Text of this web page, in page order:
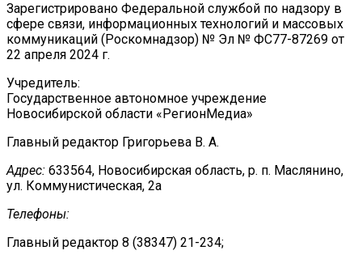
Зарегистрировано Федеральной службой по надзору в
сфере связи, информационных технологий и массовых
коммуникаций (Роскомнадзор) № Эл № ФС77-87269 от
22 апреля 2024 г.
Учредитель:
Государственное автономное учреждение
Новосибирской области «РегионМедиа»
Главный редактор Григорьева В. А.
Адрес: 633564, Новосибирская область, р. п. Маслянино,
ул. Коммунистическая, 2а
Телефоны:
Главный редактор 8 (38347) 21-234;